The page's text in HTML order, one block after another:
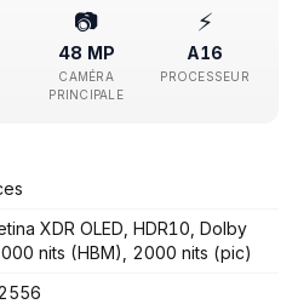
📷
48 MP
CAMÉRA
PRINCIPALE
⚡
A16
PROCESSEUR
XDR OLED, HDR10, Dolby
nits (HBM), 2000 nits (pic)